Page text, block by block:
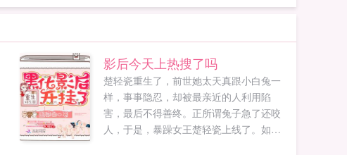
影后今天上热搜了吗
楚轻瓷重生了，前世她太天真跟小白兔一
样，事事隐忍，却被最亲近的人利用陷
害，最后不得善终。正所谓兔子急了还咬
人，于是，暴躁女王楚轻瓷上线了。如同